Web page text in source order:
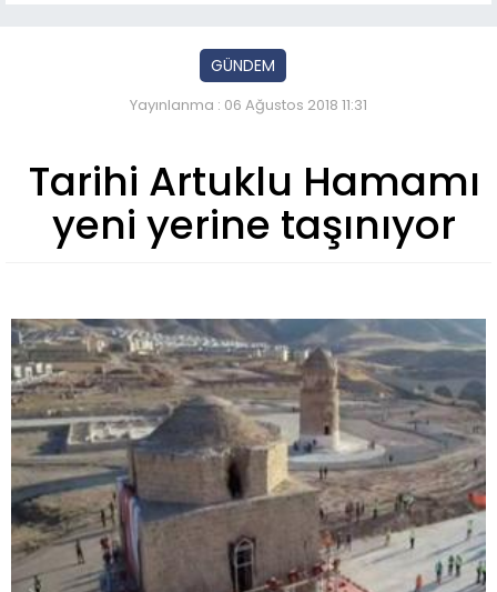
GÜNDEM
Yayınlanma : 06 Ağustos 2018 11:31
Tarihi Artuklu Hamamı
yeni yerine taşınıyor